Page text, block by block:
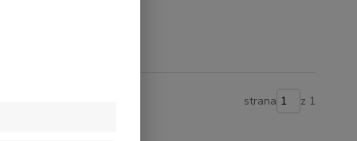
strana z 1